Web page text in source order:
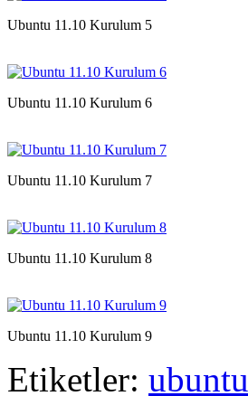
Ubuntu 11.10 Kurulum 5
Ubuntu 11.10 Kurulum 6
Ubuntu 11.10 Kurulum 7
Ubuntu 11.10 Kurulum 8
Ubuntu 11.10 Kurulum 9
Etiketler: ubuntu